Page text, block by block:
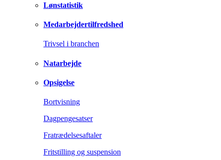
Lønstatistik
Medarbejdertilfredshed
Trivsel i branchen
Natarbejde
Opsigelse
Bortvisning
Dagpengesatser
Fratrædelsesaftaler
Fritstilling og suspension